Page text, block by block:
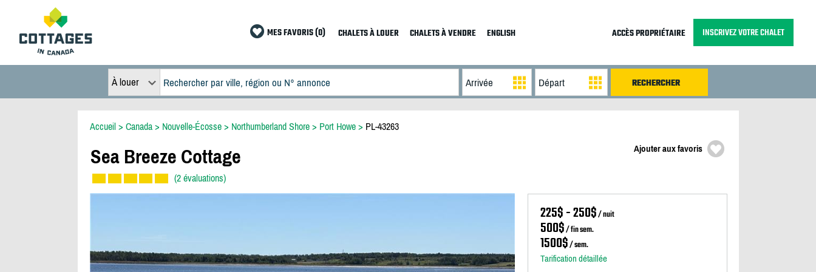
MES FAVORIS (0) CHALETS À LOUER CHALETS À VENDRE ENGLISH ACCÈS PROPRIÉTAIRE INSCRIVEZ VOTRE CHALET
À louer
Accueil> Canada> Nouvelle-Écosse> Northumberland Shore> Port Howe> PL-43263
Sea Breeze Cottage
(2 évaluations)
Ajouter aux favoris
225$ - 250$/ nuit
500$/ fin sem.
1500$/ sem.
Tarification détaillée